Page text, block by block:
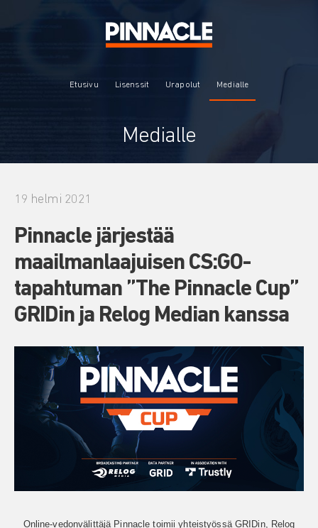
Etusivu Lisenssit Urapolut Medialle
Medialle
19 helmi 2021
Pinnacle järjestää
maailmanlaajuisen CS:GO-
tapahtuman ”The Pinnacle Cup”
GRIDin ja Relog Median kanssa
Online-vedonvälittäjä Pinnacle toimii yhteistyössä GRIDin, Relog